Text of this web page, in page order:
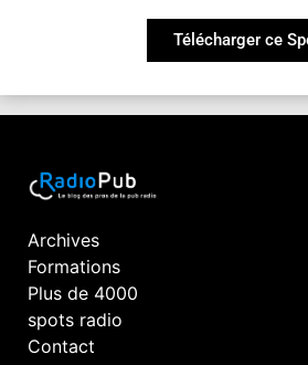
Télécharger ce
Archives
Formations
Plus de 4000
spots radio
Contact